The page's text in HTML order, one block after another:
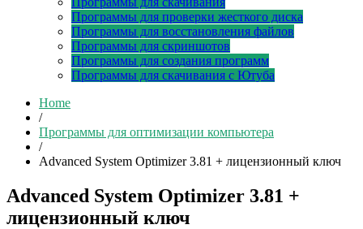
Программы для проверки жесткого диска
Программы для восстановления файлов
Программы для скриншотов
Программы для создания программ
Программы для скачивания с Ютуба
Home
/
Программы для оптимизации компьютера
/
Advanced System Optimizer 3.81 + лицензионный ключ
Advanced System Optimizer 3.81 +
лицензионный ключ